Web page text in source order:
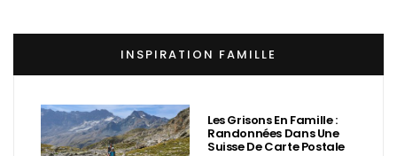
INSPIRATION FAMILLE
Les Grisons En Famille :
Randonnées Dans Une
Suisse De Carte Postale